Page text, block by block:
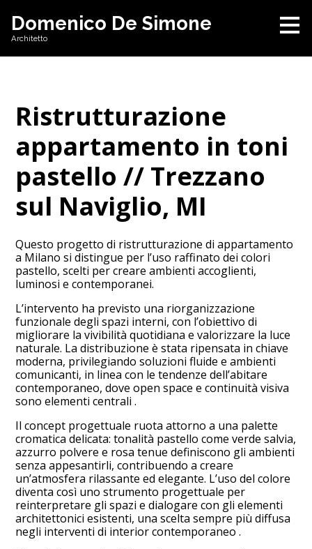
Passa
ai
contenuti
Domenico De Simone
Architetto
Ristrutturazione
appartamento in toni
pastello // Trezzano
sul Naviglio, MI
Questo progetto di ristrutturazione di appartamento
a Milano si distingue per l’uso raffinato dei colori
pastello, scelti per creare ambienti accoglienti,
luminosi e contemporanei.
L’intervento ha previsto una riorganizzazione
funzionale degli spazi interni, con l’obiettivo di
migliorare la vivibilità quotidiana e valorizzare la luce
naturale. La distribuzione è stata ripensata in chiave
moderna, privilegiando soluzioni fluide e ambienti
comunicanti, in linea con le tendenze dell’abitare
contemporaneo, dove open space e continuità visiva
sono elementi centrali .
Il concept progettuale ruota attorno a una palette
cromatica delicata: tonalità pastello come verde salvia,
azzurro polvere e rosa tenue definiscono gli ambienti
senza appesantirli, contribuendo a creare
un’atmosfera rilassante ed elegante. L’uso del colore
diventa così uno strumento progettuale per
reinterpretare gli spazi e dialogare con gli elementi
architettonici esistenti, una scelta sempre più diffusa
negli interventi di interior contemporaneo .